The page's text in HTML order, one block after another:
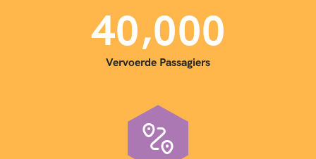
40,000
Vervoerde Passagiers